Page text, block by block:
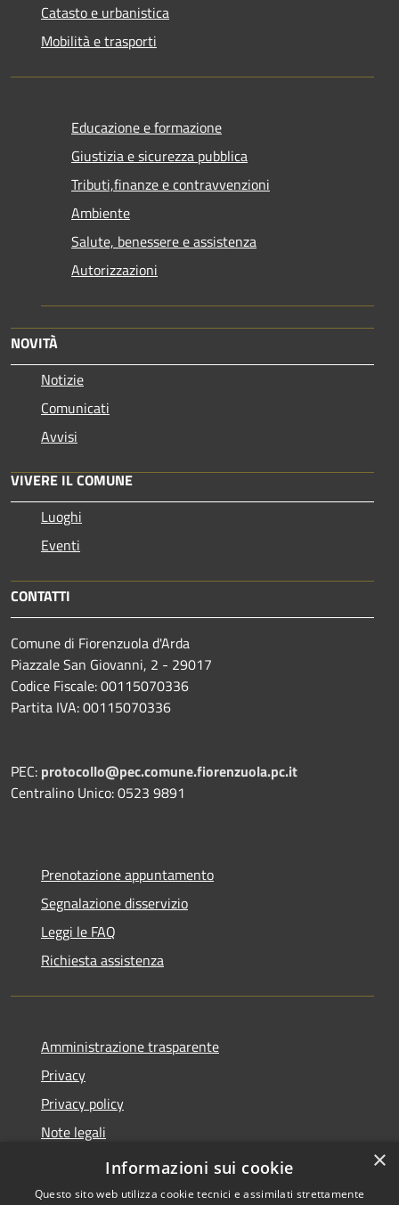
Catasto e urbanistica
Mobilità e trasporti
Educazione e formazione
Giustizia e sicurezza pubblica
Tributi,finanze e contravvenzioni
Ambiente
Salute, benessere e assistenza
Autorizzazioni
NOVITÀ
Notizie
Comunicati
Avvisi
VIVERE IL COMUNE
Luoghi
Eventi
CONTATTI
Comune di Fiorenzuola d'Arda
Piazzale San Giovanni, 2 - 29017
Codice Fiscale: 00115070336
Partita IVA: 00115070336
PEC: protocollo@pec.comune.fiorenzuola.pc.it
Centralino Unico: 0523 9891
Prenotazione appuntamento
Segnalazione disservizio
Leggi le FAQ
Richiesta assistenza
Amministrazione trasparente
Privacy
Privacy policy
Note legali
Dichiarazione di accessibilità
×
Informazioni sui cookie
Questo sito web utilizza cookie tecnici e assimilati strettamente